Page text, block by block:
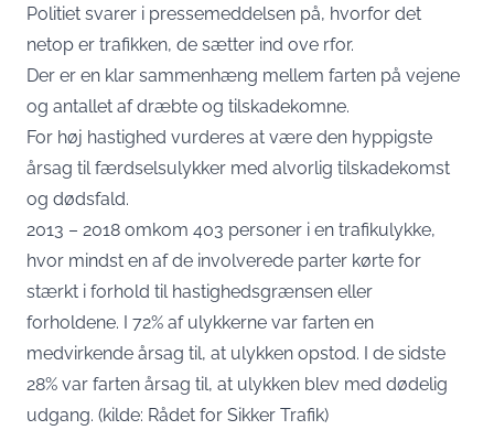
Politiet svarer i pressemeddelsen på, hvorfor det
netop er trafikken, de sætter ind ove rfor.
Der er en klar sammenhæng mellem farten på vejene
og antallet af dræbte og tilskadekomne.
For høj hastighed vurderes at være den hyppigste
årsag til færdselsulykker med alvorlig tilskadekomst
og dødsfald.
2013 – 2018 omkom 403 personer i en trafikulykke,
hvor mindst en af de involverede parter kørte for
stærkt i forhold til hastighedsgrænsen eller
forholdene. I 72% af ulykkerne var farten en
medvirkende årsag til, at ulykken opstod. I de sidste
28% var farten årsag til, at ulykken blev med dødelig
udgang. (kilde: Rådet for Sikker Trafik)